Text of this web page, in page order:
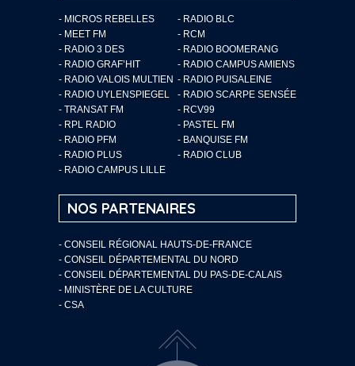
- MICROS REBELLES
- RADIO BLC
- MEET FM
- RCM
- RADIO 3 DES
- RADIO BOOMERANG
- RADIO GRAF’HIT
- RADIO CAMPUS AMIENS
- RADIO VALOIS MULTIEN - RADIO PUISALEINE
- RADIO UYLENSPIEGEL
- RADIO SCARPE SENSÉE
- TRANSAT FM
- RCV99
- RPL RADIO
- PASTEL FM
- RADIO PFM
- BANQUISE FM
- RADIO PLUS
- RADIO CLUB
- RADIO CAMPUS LILLE
NOS PARTENAIRES
- CONSEIL RÉGIONAL HAUTS-DE-FRANCE
- CONSEIL DÉPARTEMENTAL DU NORD
- CONSEIL DÉPARTEMENTAL DU PAS-DE-CALAIS
- MINISTÈRE DE LA CULTURE
- CSA